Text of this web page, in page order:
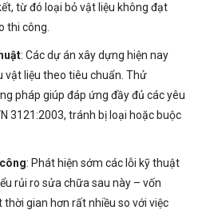
từ đó loại bỏ vật liệu không đạt
thi công.
: Các dự án xây dựng hiện nay
vật liệu theo tiêu chuẩn. Thử
pháp giúp đáp ứng đầy đủ các yêu
3121:2003, tránh bị loại hoặc buộc
: Phát hiện sớm các lỗi kỹ thuật
rủi ro sửa chữa sau này – vốn
gian hơn rất nhiều so với việc